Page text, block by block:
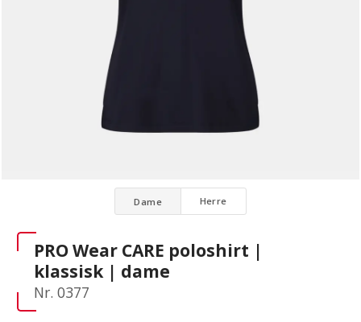
Dame Herre
PRO Wear CARE poloshirt |
klassisk | dame
Nr. 0377